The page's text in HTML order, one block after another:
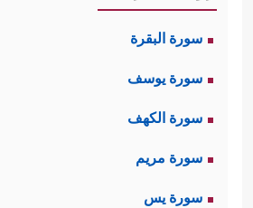
سورة البقرة
سورة يوسف
سورة الكهف
سورة مريم
سورة يس